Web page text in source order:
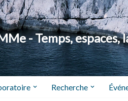
- Temps,
Recherche